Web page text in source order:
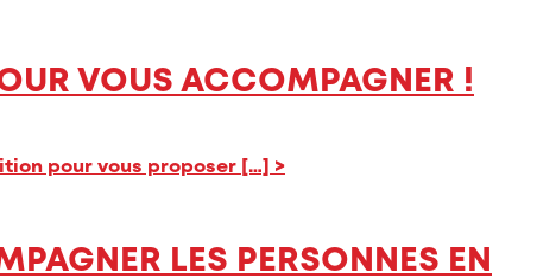
VOUS ACCOMPAGNER !
pour vous proposer […] >
LES PERSONNES EN